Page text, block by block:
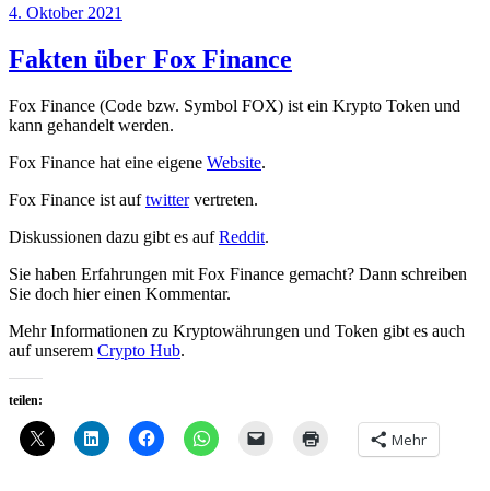
Veröffentlicht
4. Oktober 2021
Fakten über Fox Finance
Fox Finance (Code bzw. Symbol FOX) ist ein Krypto Token und
kann gehandelt werden.
Fox Finance hat eine eigene Website.
Fox Finance ist auftwittervertreten.
Diskussionen dazu gibt es aufReddit.
Sie haben Erfahrungen mit Fox Finance gemacht? Dann schreiben
Sie doch hier einen Kommentar.
Mehr Informationen zu Kryptowährungen und Token gibt es auch
auf unserem Crypto Hub.
teilen:
Mehr